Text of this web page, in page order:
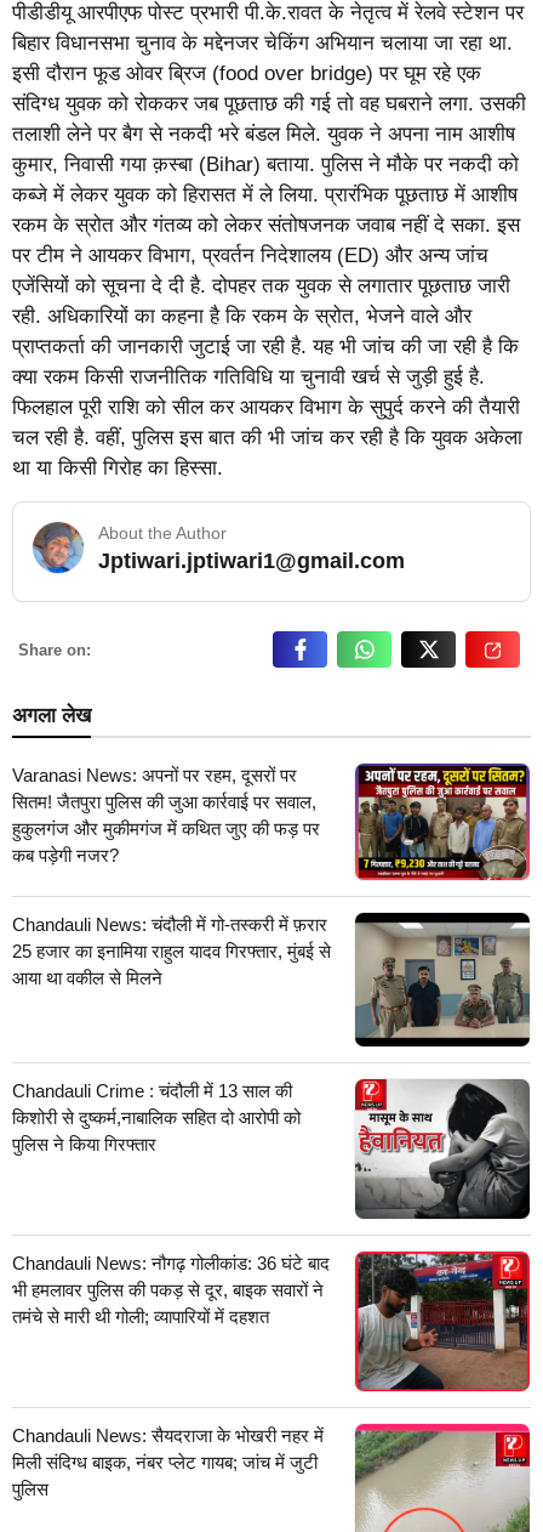
पीडीडीयू आरपीएफ पोस्ट प्रभारी पी.के.रावत के नेतृत्व में रेलवे स्टेशन पर
बिहार विधानसभा चुनाव के मद्देनजर चेकिंग अभियान चलाया जा रहा था.
इसी दौरान फूड ओवर ब्रिज (food over bridge) पर घूम रहे एक
संदिग्ध युवक को रोककर जब पूछताछ की गई तो वह घबराने लगा. उसकी
तलाशी लेने पर बैग से नकदी भरे बंडल मिले. युवक ने अपना नाम आशीष
कुमार, निवासी गया क़स्बा (Bihar) बताया. पुलिस ने मौके पर नकदी को
कब्जे में लेकर युवक को हिरासत में ले लिया. प्रारंभिक पूछताछ में आशीष
रकम के स्रोत और गंतव्य को लेकर संतोषजनक जवाब नहीं दे सका. इस
पर टीम ने आयकर विभाग, प्रवर्तन निदेशालय (ED) और अन्य जांच
एजेंसियों को सूचना दे दी है. दोपहर तक युवक से लगातार पूछताछ जारी
रही. अधिकारियों का कहना है कि रकम के स्रोत, भेजने वाले और
प्राप्तकर्ता की जानकारी जुटाई जा रही है. यह भी जांच की जा रही है कि
क्या रकम किसी राजनीतिक गतिविधि या चुनावी खर्च से जुड़ी हुई है.
फिलहाल पूरी राशि को सील कर आयकर विभाग के सुपुर्द करने की तैयारी
चल रही है. वहीं, पुलिस इस बात की भी जांच कर रही है कि युवक अकेला
था या किसी गिरोह का हिस्सा.
About the Author
Jptiwari.jptiwari1@gmail.com… Read More
Share on:
अगला लेख
Varanasi News: अपनों पर रहम, दूसरों पर
सितम! जैतपुरा पुलिस की जुआ कार्रवाई पर सवाल,
हुकुलगंज और मुकीमगंज में कथित जुए की फड़ पर
कब पड़ेगी नजर?
Chandauli News: चंदौली में गो-तस्करी में फ़रार
25 हजार का इनामिया राहुल यादव गिरफ्तार, मुंबई से
आया था वकील से मिलने
Chandauli Crime : चंदौली में 13 साल की
किशोरी से दुष्कर्म,नाबालिक सहित दो आरोपी को
पुलिस ने किया गिरफ्तार
Chandauli News: नौगढ़ गोलीकांड: 36 घंटे बाद
भी हमलावर पुलिस की पकड़ से दूर, बाइक सवारों ने
तमंचे से मारी थी गोली; व्यापारियों में दहशत
Chandauli News: सैयदराजा के भोखरी नहर में
मिली संदिग्ध बाइक, नंबर प्लेट गायब; जांच में जुटी
पुलिस